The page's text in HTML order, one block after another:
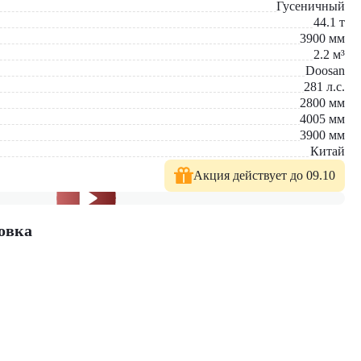
Гусеничный
44.1 т
3900 мм
2.2 м³
Doosan
281 л.с.
2800 мм
4005 мм
3900 мм
Китай
Акция действует до 09.10